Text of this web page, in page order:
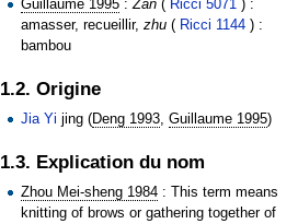
Guillaume 1995 : Zan ( Ricci 5071 ) :
amasser, recueillir,zhu ( Ricci 1144 ) :
bambou
1.2. Origine
Jia Yi jing (Deng 1993,Guillaume 1995)
1.3. Explication du nom
Zhou Mei-sheng 1984 : This term means
knitting of brows or gathering together of